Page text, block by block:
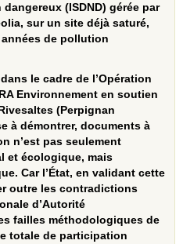
(ISDND) gérée par
sur un site déjà saturé,
de pollution
le cadre de l’Opération
Environnement en soutien
(Perpignan
à démontrer, documents à
n’est pas seulement
et écologique, mais
Car l’État, en validant cette
outre les contradictions
d’Autorité
failles méthodologiques de
totale de participation